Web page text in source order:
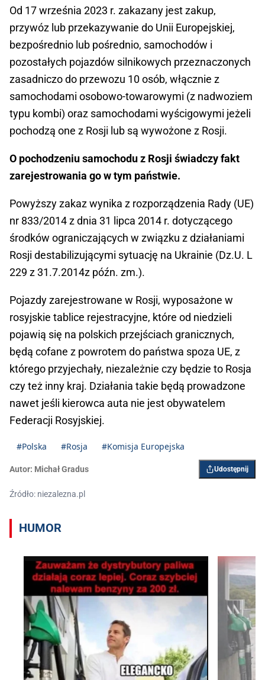
Od 17 września 2023 r. zakazany jest zakup,
przywóz lub przekazywanie do Unii Europejskiej,
bezpośrednio lub pośrednio, samochodów i
pozostałych pojazdów silnikowych przeznaczonych
zasadniczo do przewozu 10 osób, włącznie z
samochodami osobowo-towarowymi (z nadwoziem
typu kombi) oraz samochodami wyścigowymi jeżeli
pochodzą one z Rosji lub są wywożone z Rosji.
O pochodzeniu samochodu z Rosji świadczy fakt
zarejestrowania go w tym państwie.
Powyższy zakaz wynika z rozporządzenia Rady (UE)
nr 833/2014 z dnia 31 lipca 2014 r. dotyczącego
środków ograniczających w związku z działaniami
Rosji destabilizującymi sytuację na Ukrainie (Dz.U. L
229 z 31.7.2014z późn. zm.).
Pojazdy zarejestrowane w Rosji, wyposażone w
rosyjskie tablice rejestracyjne, które od niedzieli
pojawią się na polskich przejściach granicznych,
będą cofane z powrotem do państwa spoza UE, z
którego przyjechały, niezależnie czy będzie to Rosja
czy też inny kraj. Działania takie będą prowadzone
nawet jeśli kierowca auta nie jest obywatelem
Federacji Rosyjskiej.
#Polska #Rosja #Komisja Europejska
Autor: Michał Gradus Udostępnij
Źródło: niezalezna.pl
HUMOR